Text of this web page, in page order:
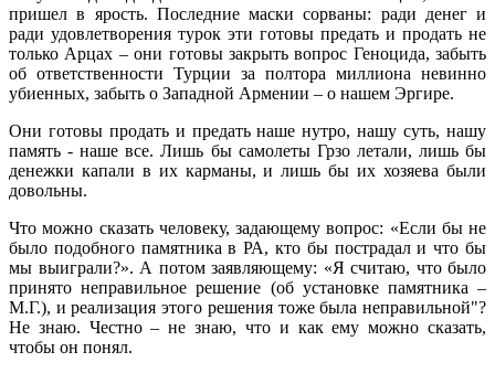
пришел в ярость. Последние маски сорваны: ради денег и
ради удовлетворения турок эти готовы предать и продать не
только Арцах – они готовы закрыть вопрос Геноцида, забыть
об ответственности Турции за полтора миллиона невинно
убиенных, забыть о Западной Армении – о нашем Эргире.
Они готовы продать и предать наше нутро, нашу суть, нашу
память - наше все. Лишь бы самолеты Грзо летали, лишь бы
денежки капали в их карманы, и лишь бы их хозяева были
довольны.
Что можно сказать человеку, задающему вопрос: «Если бы не
было подобного памятника в РА, кто бы пострадал и что бы
мы выиграли?». А потом заявляющему: «Я считаю, что было
принято неправильное решение (об установке памятника –
М.Г.), и реализация этого решения тоже была неправильной"?
Не знаю. Честно – не знаю, что и как ему можно сказать,
чтобы он понял.